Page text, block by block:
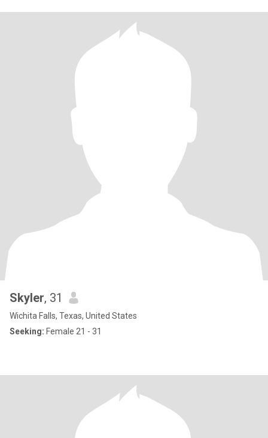
Skyler, 31
Wichita Falls, Texas, United States
Seeking: Female 21 - 31